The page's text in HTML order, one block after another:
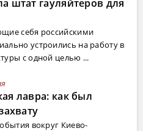
штат гауляйтеров для
себя российскими
устроились на работу в
с одной целью ...
лавра: как был
вокруг Киево-